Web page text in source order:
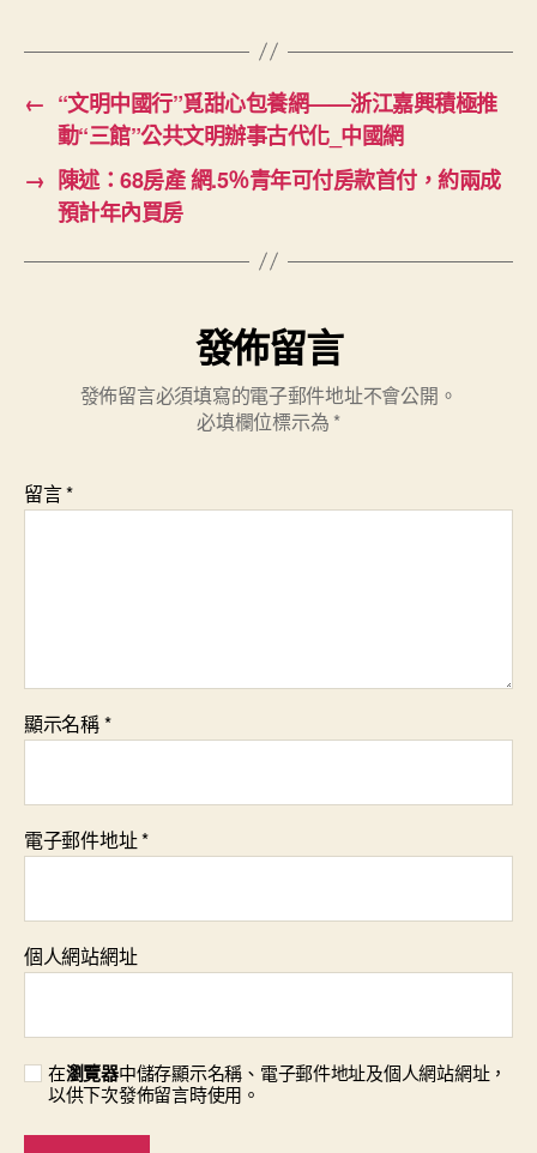
← “文明中國行”覓甜心包養網——浙江嘉興積極推
動“三館”公共文明辦事古代化_中國網
→ 陳述：68房產 網.5％青年可付房款首付，約兩成
預計年內買房
發佈留言
發佈留言必須填寫的電子郵件地址不會公開。
必填欄位標示為 *
留言*
顯示名稱*
電子郵件地址*
個人網站網址
在瀏覽器中儲存顯示名稱、電子郵件地址及個人網站網址，
以供下次發佈留言時使用。